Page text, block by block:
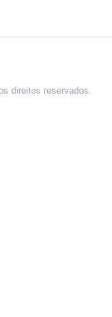
direitos reservados.